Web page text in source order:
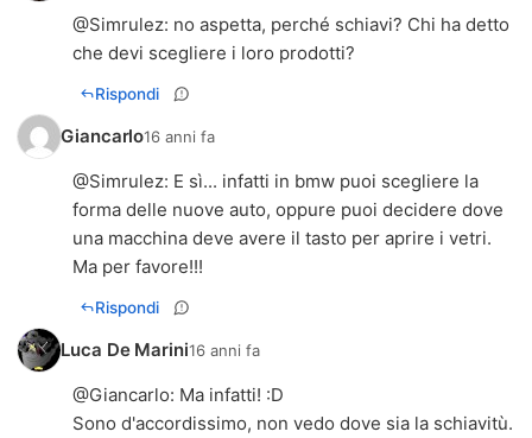
@Simrulez: no aspetta, perché schiavi? Chi ha detto
che devi scegliere i loro prodotti?
Rispondi
Giancarlo16 anni fa
@Simrulez: E sì... infatti in bmw puoi scegliere la
forma delle nuove auto, oppure puoi decidere dove
una macchina deve avere il tasto per aprire i vetri.
Ma per favore!!!
Rispondi
Luca De Marini16 anni fa
@Giancarlo: Ma infatti! :D
Sono d'accordissimo, non vedo dove sia la schiavitù.